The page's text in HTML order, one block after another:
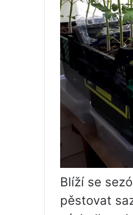
Blíží se
pěstovat